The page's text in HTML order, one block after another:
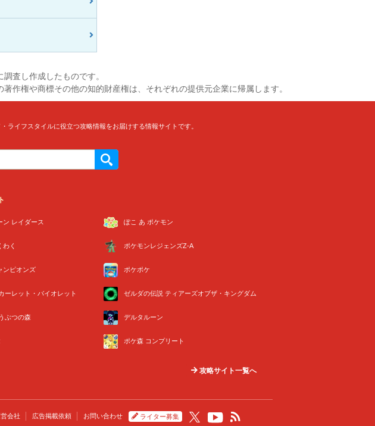
査し作成したものです。
作権や商標その他の知的財産権は、それぞれの提供元企業に帰属します。
ライフスタイルに役立つ攻略情報をお届けする情報サイトです。
ン レイダース ぽこ あ ポケモン
わく ポケモンレジェンズZ-A
ンピオンズ ポケポケ
ーレット・バイオレット ゼルダの伝説 ティアーズオブザ・キングダム
ぶつの森 デルタルーン
ポケ森 コンプリート
攻略サイト一覧へ
会社 広告掲載依頼 お問い合わせ ライター募集